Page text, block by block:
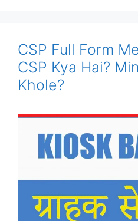
CSP Full Form
CSP Kya Hai?
Khole?